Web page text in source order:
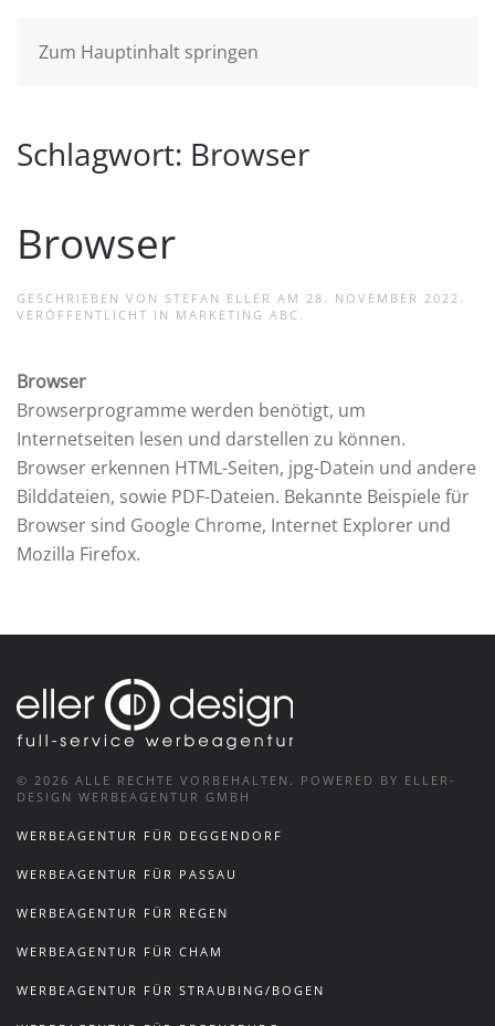
Zum Hauptinhalt springen
Schlagwort: Browser
Browser
GESCHRIEBEN VON STEFAN ELLER AM 28. NOVEMBER 2022 .
VERÖFFENTLICHT IN MARKETING ABC .
Browser
Browserprogramme werden benötigt, um
Internetseiten lesen und darstellen zu können.
Browser erkennen HTML-Seiten, jpg-Datein und andere
Bilddateien, sowie PDF-Dateien. Bekannte Beispiele für
Browser sind Google Chrome, Internet Explorer und
Mozilla Firefox.
© 2026 ALLE RECHTE VORBEHALTEN. POWERED BY ELLER-
DESIGN WERBEAGENTUR GMBH
WERBEAGENTUR FÜR DEGGENDORF
WERBEAGENTUR FÜR PASSAU
WERBEAGENTUR FÜR REGEN
WERBEAGENTUR FÜR CHAM
WERBEAGENTUR FÜR STRAUBING/BOGEN